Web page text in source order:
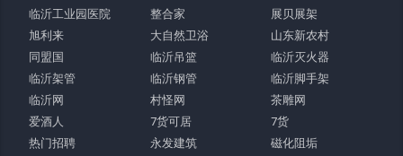
临沂工业园医院
整合家
展贝展架
旭利来
大自然卫浴
山东新农村
同盟国
临沂吊篮
临沂灭火器
临沂架管
临沂钢管
临沂脚手架
临沂网
村怪网
茶雕网
爱酒人
7货可居
7货
热门招聘
永发建筑
磁化阻垢